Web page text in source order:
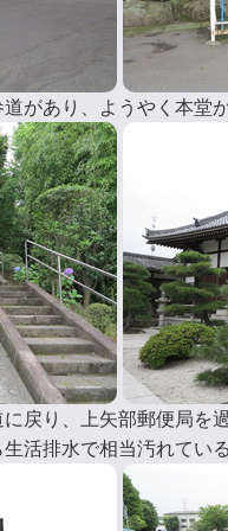
があり、ようやく本堂が
戻り、上矢部郵便局を
活排水で相当汚れている